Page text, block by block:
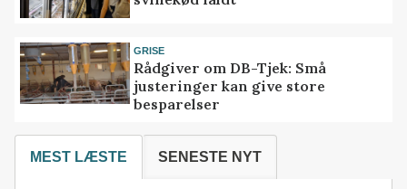
GRISE
Rådgiver om DB-Tjek: Små
justeringer kan give store
besparelser
MEST LÆSTE SENESTE NYT